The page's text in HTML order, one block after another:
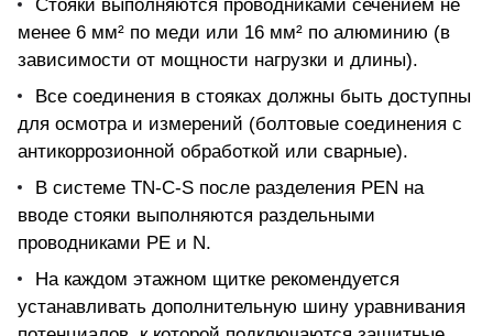
Стояки выполняются проводниками сечением не
менее 6 мм² по меди или 16 мм² по алюминию (в
зависимости от мощности нагрузки и длины).
Все соединения в стояках должны быть доступны
для осмотра и измерений (болтовые соединения с
антикоррозионной обработкой или сварные).
В системе TN-C-S после разделения PEN на
вводе стояки выполняются раздельными
проводниками PE и N.
На каждом этажном щитке рекомендуется
устанавливать дополнительную шину уравнивания